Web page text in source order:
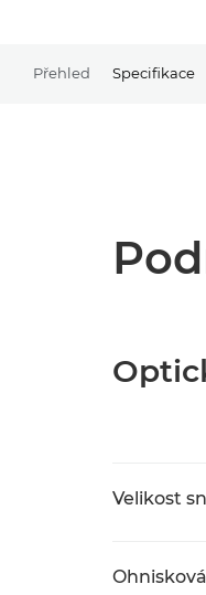
Přehled Specifikace
Velikost